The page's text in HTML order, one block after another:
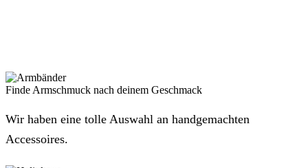
Finde Armschmuck nach deinem Geschmack
Wir haben eine tolle Auswahl an handgemachten
Accessoires.